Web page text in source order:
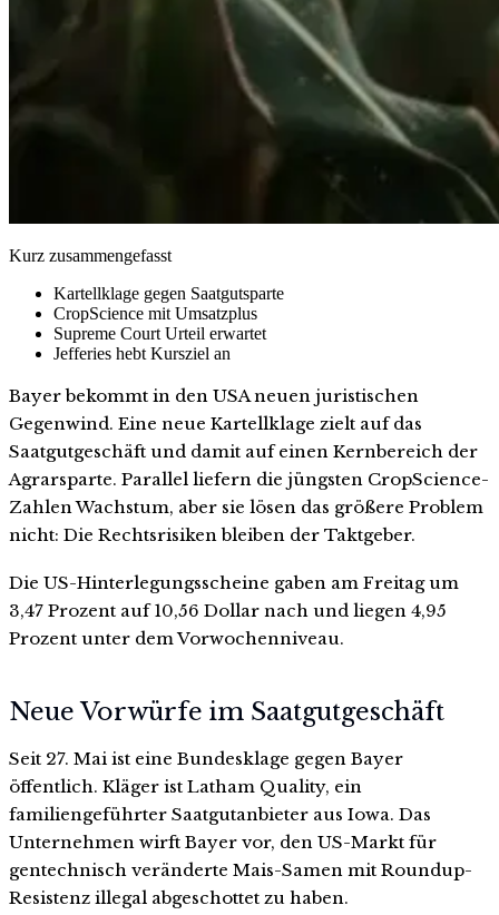
Kurz zusammengefasst
Kartellklage gegen Saatgutsparte
CropScience mit Umsatzplus
Supreme Court Urteil erwartet
Jefferies hebt Kursziel an
Bayer bekommt in den USA neuen juristischen
Gegenwind. Eine neue Kartellklage zielt auf das
Saatgutgeschäft und damit auf einen Kernbereich der
Agrarsparte. Parallel liefern die jüngsten CropScience-
Zahlen Wachstum, aber sie lösen das größere Problem
nicht: Die Rechtsrisiken bleiben der Taktgeber.
Die US-Hinterlegungsscheine gaben am Freitag um
3,47 Prozent auf 10,56 Dollar nach und liegen 4,95
Prozent unter dem Vorwochenniveau.
Neue Vorwürfe im Saatgutgeschäft
Seit 27. Mai ist eine Bundesklage gegen Bayer
öffentlich. Kläger ist Latham Quality, ein
familiengeführter Saatgutanbieter aus Iowa. Das
Unternehmen wirft Bayer vor, den US-Markt für
gentechnisch veränderte Mais-Samen mit Roundup-
Resistenz illegal abgeschottet zu haben.